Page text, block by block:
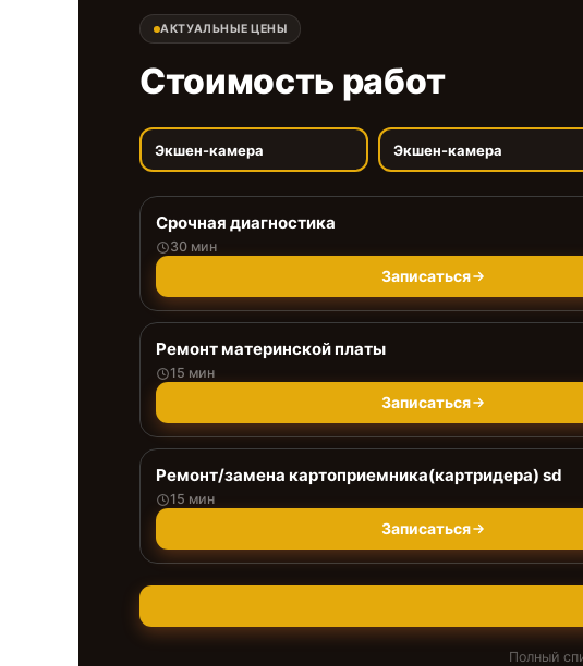
АКТУАЛЬНЫЕ ЦЕНЫ
Стоимость работ
Экшен-камера Экшен-камера
Срочная диагностика
30 мин
Записаться
Ремонт материнской платы
15 мин
Записаться
Ремонт/замена картоприемника(картридера) sd
15 мин
Записаться
Полный